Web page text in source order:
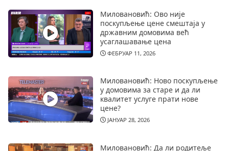
Миловановић: Ово није
поскупљење цене смештаја у
државним домовима већ
усаглашавање цена
ФЕБРУАР 11, 2026
Миловановић: Ново поскупљење
у домовима за старе и да ли
квалитет услуге прати нове
цене?
ЈАНУАР 28, 2026
Миловановић: Да ли родитеље